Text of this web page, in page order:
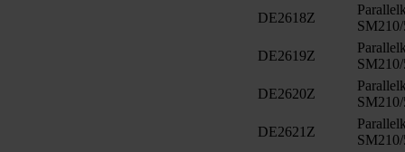
DE2618Z
DE2619Z
DE2620Z
DE2621Z